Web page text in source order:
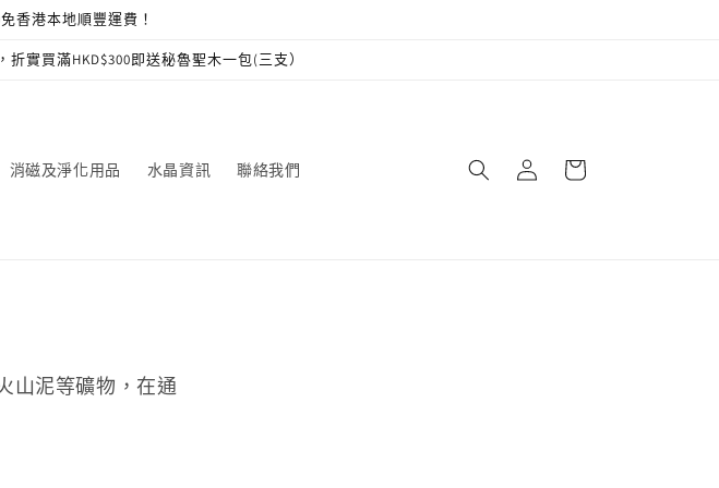
香港本地順豐運費！
實買滿HKD$300即送秘魯聖木一包(三支）
消磁及淨化用品 水晶資訊 聯絡我們
登
入
物
山泥等礦物，在通